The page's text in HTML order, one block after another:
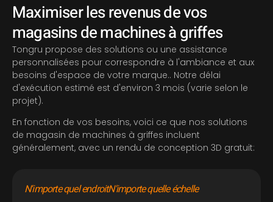
Maximiser les revenus de vos
magasins de machines à griffes
Tongru propose des solutions ou une assistance
personnalisées pour correspondre à l'ambiance et aux
besoins d'espace de votre marque.. Notre délai
d'exécution estimé est d'environ 3 mois (varie selon le
projet).
En fonction de vos besoins, voici ce que nos solutions
de magasin de machines à griffes incluent
généralement, avec un rendu de conception 3D gratuit:
N'importe quel endroitN'importe quelle échelle